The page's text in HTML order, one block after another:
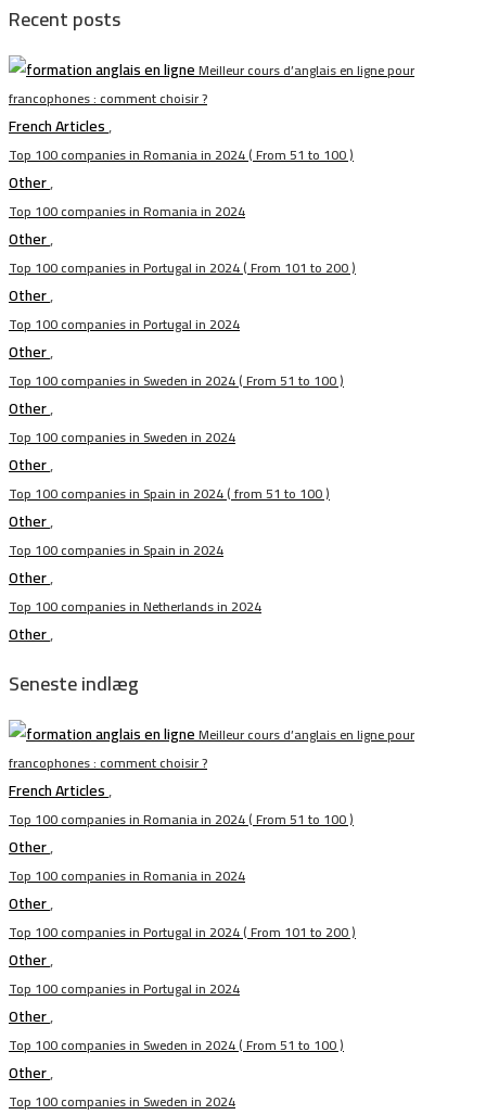
Recent posts
Meilleur cours d’anglais en ligne pour
francophones : comment choisir ?
French Articles,
Top 100 companies in Romania in 2024 ( From 51 to 100 )
Other,
Top 100 companies in Romania in 2024
Other,
Top 100 companies in Portugal in 2024 ( From 101 to 200 )
Other,
Top 100 companies in Portugal in 2024
Other,
Top 100 companies in Sweden in 2024 ( From 51 to 100 )
Other,
Top 100 companies in Sweden in 2024
Other,
Top 100 companies in Spain in 2024 ( from 51 to 100 )
Other,
Top 100 companies in Spain in 2024
Other,
Top 100 companies in Netherlands in 2024
Other,
Seneste indlæg
Meilleur cours d’anglais en ligne pour
francophones : comment choisir ?
French Articles,
Top 100 companies in Romania in 2024 ( From 51 to 100 )
Other,
Top 100 companies in Romania in 2024
Other,
Top 100 companies in Portugal in 2024 ( From 101 to 200 )
Other,
Top 100 companies in Portugal in 2024
Other,
Top 100 companies in Sweden in 2024 ( From 51 to 100 )
Other,
Top 100 companies in Sweden in 2024